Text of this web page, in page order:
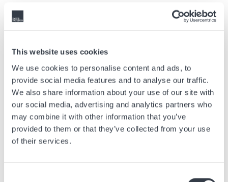
This website uses cookies
We use cookies to personalise content and ads, to
provide social media features and to analyse our traffic.
We also share information about your use of our site with
our social media, advertising and analytics partners who
may combine it with other information that you’ve
provided to them or that they’ve collected from your use
of their services.
nella lavorazione dei materiali di Rado e di competenza in termini di
preferenze: un segno certo di un’icona moderna del design. E con
decenni di tradizione alle spalle, il Rado Anatom ha senza dubbio anche
un futuro allettante davanti a sé.
Perché la ceramica hi-tech? Perché offre una sensazione unica…
Questo è esattamente ciò che gli orologi in ceramica high-tech di Rado
rappresentano. Perciò diciamo "Feel it." Le antiche origini di questo
materiale rendono inevitabile la sua durevolezza, ma è grazie al know-
how e all'esperienza del “Master of Materials” che esso è diventato
Di per sé, avremmo già sufficienti motivi per amare questo materiale